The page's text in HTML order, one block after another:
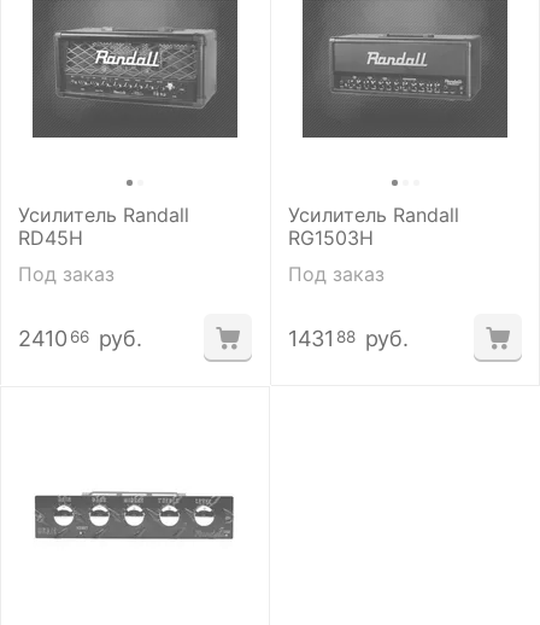
Усилитель Randall
RD45H
Под заказ
2410 66 руб.
Усилитель Randall
RG1503H
Под заказ
1431 88 руб.